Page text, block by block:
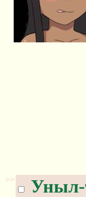
>> Уныл-